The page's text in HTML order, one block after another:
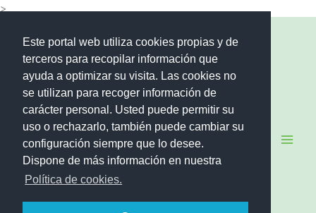
Este portal web utiliza cookies propias y de
terceros para recopilar información que
ayuda a optimizar su visita. Las cookies no
se utilizan para recoger información de
carácter personal. Usted puede permitir su
uso o rechazarlo, también puede cambiar su
configuración siempre que lo desee.
Dispone de más información en nuestra
Política de cookies.
>
contenido
Educació
n
Ambient
al y
Sostenib